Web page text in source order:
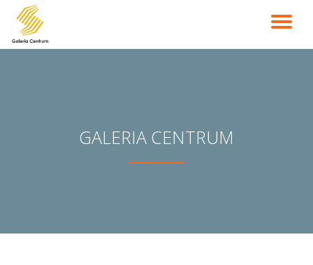
Przejdź
do
GALERIA CENTRUM